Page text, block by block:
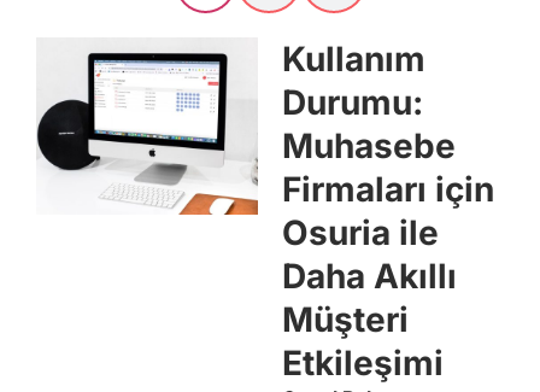
Kullanım
Durumu:
Muhasebe
Firmaları için
Osuria ile
Daha Akıllı
Müşteri
Etkileşimi